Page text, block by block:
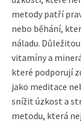
metody patří
nebo běhání,
náladu.
vitamíny a
které podporují
jako meditace
snížit úzkost a
metodu, která